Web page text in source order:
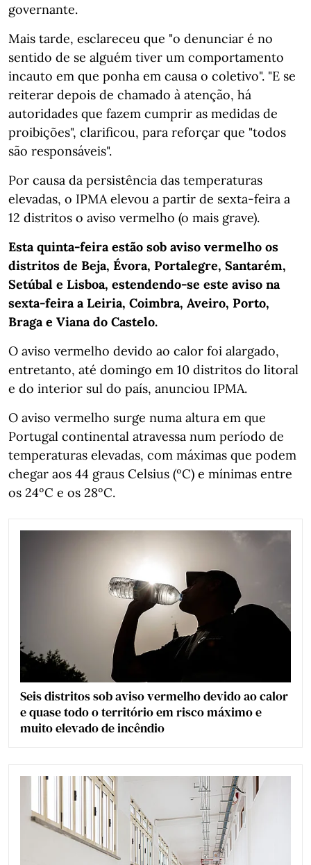
governante.
Mais tarde, esclareceu que "o denunciar é no
sentido de se alguém tiver um comportamento
incauto em que ponha em causa o coletivo". "E se
reiterar depois de chamado à atenção, há
autoridades que fazem cumprir as medidas de
proibições", clarificou, para reforçar que "todos
são responsáveis".
Por causa da persistência das temperaturas
elevadas, o IPMA elevou a partir de sexta-feira a
12 distritos o aviso vermelho (o mais grave).
Esta quinta-feira estão sob aviso vermelho os
distritos de Beja, Évora, Portalegre, Santarém,
Setúbal e Lisboa, estendendo-se este aviso na
sexta-feira a Leiria, Coimbra, Aveiro, Porto,
Braga e Viana do Castelo.
O aviso vermelho devido ao calor foi alargado,
entretanto, até domingo em 10 distritos do litoral
e do interior sul do país, anunciou IPMA.
O aviso vermelho surge numa altura em que
Portugal continental atravessa num período de
temperaturas elevadas, com máximas que podem
chegar aos 44 graus Celsius (ºC) e mínimas entre
os 24ºC e os 28ºC.
Seis distritos sob aviso vermelho devido ao calor
e quase todo o território em risco máximo e
muito elevado de incêndio